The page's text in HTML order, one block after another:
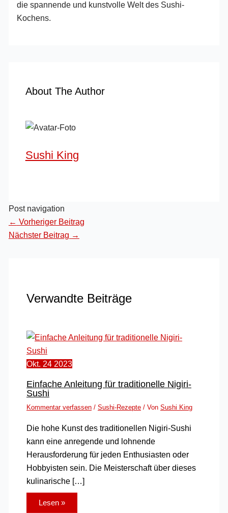
die spannende und kunstvolle Welt des Sushi-
Kochens.
About The Author
Sushi King
Post navigation
← Vorheriger Beitrag
Nächster Beitrag →
Verwandte Beiträge
Okt. 24 2023
Einfache Anleitung für traditionelle Nigiri-
Sushi
Kommentar verfassen / Sushi-Rezepte/ Von Sushi King
Die hohe Kunst des traditionellen Nigiri-Sushi
kann eine anregende und lohnende
Herausforderung für jeden Enthusiasten oder
Hobbyisten sein. Die Meisterschaft über dieses
kulinarische […]
Lesen »